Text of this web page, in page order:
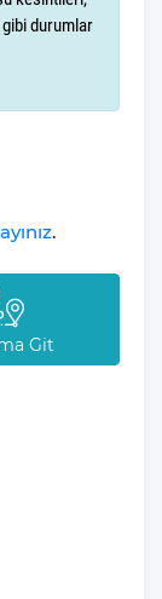
en
için Villa
mutlu
ile beraber
duyar.
olan
eğlenceli ve
gibi durumlar
.
Git